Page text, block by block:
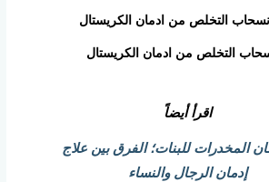
التخلص من ادمان الكريستال
اقرأ أيضاً
المخدرات للبنات؛ الفرق بين علاج
إدمان الرجال والنساء